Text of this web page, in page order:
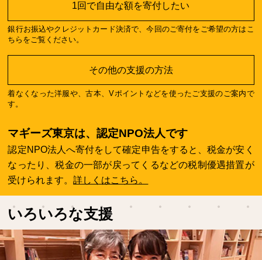
1回で自由な額を寄付したい
銀行お振込やクレジットカード決済で、今回のご寄付をご希望の方はこ
ちらをご覧ください。
その他の支援の方法
着なくなった洋服や、古本、Vポイントなどを使ったご支援のご案内で
す。
マギーズ東京は、認定NPO法人です
認定NPO法人へ寄付をして確定申告をすると、税金が安く
なったり、税金の一部が戻ってくるなどの税制優遇措置が
受けられます。詳しくはこちら。
いろいろな支援